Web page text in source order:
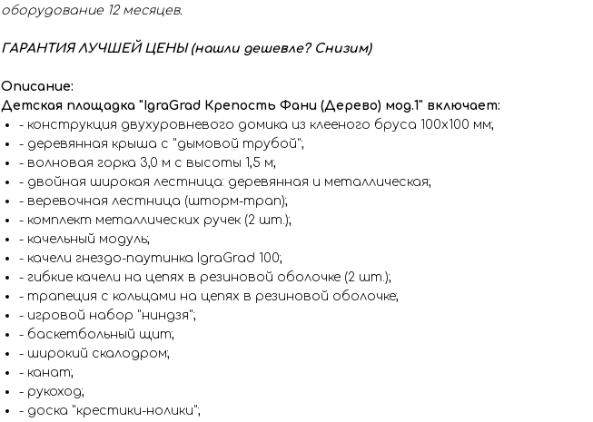
оборудование 12 месяцев.
ГАРАНТИЯ ЛУЧШЕЙ ЦЕНЫ (нашли дешевле? Снизим)
Описание:
Детская площадка "IgraGrad Крепость Фани (Дерево) мод.1" включает:
- конструкция двухуровневого домика из клееного бруса 100х100 мм;
- деревянная крыша с "дымовой трубой";
- волновая горка 3,0 м c высоты 1,5 м;
- двойная широкая лестница: деревянная и металлическая;
- веревочная лестница (шторм-трап);
- комплект металлических ручек (2 шт.);
- качельный модуль;
- качели гнездо-паутинка IgraGrad 100;
- гибкие качели на цепях в резиновой оболочке (2 шт.);
- трапеция с кольцами на цепях в резиновой оболочке;
- игровой набор "ниндзя";
- баскетбольный щит;
- широкий скалодром;
- канат;
- рукоход;
- доска "крестики-нолики";